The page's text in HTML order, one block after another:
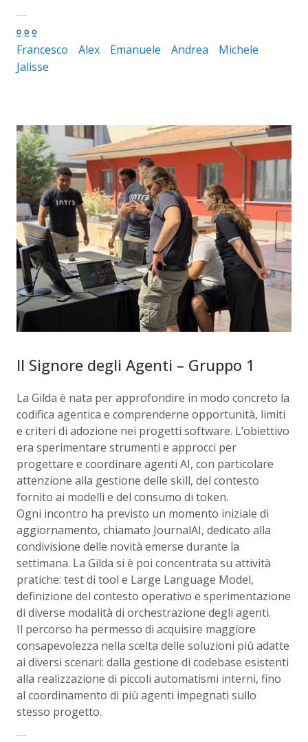
Francesco Alex Emanuele Andrea
Michele
Jalisse
Il Signore degli Agenti – Gruppo 1
La Gilda è nata per approfondire in modo concreto la
codifica agentica e comprenderne opportunità, limiti
e criteri di adozione nei progetti software. L’obiettivo
era sperimentare strumenti e approcci per
progettare e coordinare agenti AI, con particolare
attenzione alla gestione delle skill, del contesto
fornito ai modelli e del consumo di token.
Ogni incontro ha previsto un momento iniziale di
aggiornamento, chiamato JournalAI, dedicato alla
condivisione delle novità emerse durante la
settimana. La Gilda si è poi concentrata su attività
pratiche: test di tool e Large Language Model,
definizione del contesto operativo e sperimentazione
di diverse modalità di orchestrazione degli agenti.
Il percorso ha permesso di acquisire maggiore
consapevolezza nella scelta delle soluzioni più adatte
ai diversi scenari: dalla gestione di codebase esistenti
alla realizzazione di piccoli automatismi interni, fino
al coordinamento di più agenti impegnati sullo
stesso progetto.